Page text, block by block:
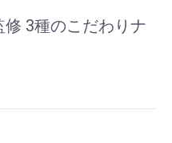
3種のこだわりナ